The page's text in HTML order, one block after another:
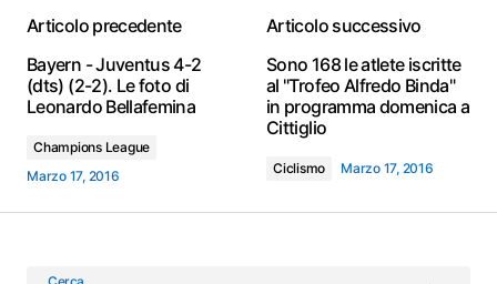
Articolo precedente
Bayern - Juventus 4-2
(dts) (2-2). Le foto di
Leonardo Bellafemina
Champions League
Marzo 17, 2016
Articolo successivo
Sono 168 le atlete iscritte
al "Trofeo Alfredo Binda"
in programma domenica a
Cittiglio
Ciclismo Marzo 17, 2016